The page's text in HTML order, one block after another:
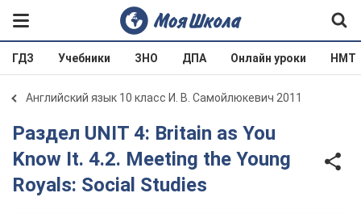
ГДЗ Учебники ЗНО ДПА Онлайн уроки НМТ
Английский язык 10 класс И. В. Самойлюкевич 2011
Раздел UNIT 4: Britain as You
Know It. 4.2. Meeting the Young
Royals: Social Studies